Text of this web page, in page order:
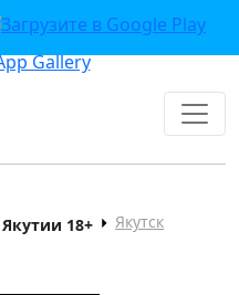
18+ Якутск